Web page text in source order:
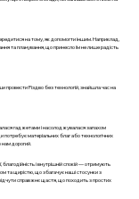
на тому, як допомогти іншим. Наприклад,
та планування, що принесло їм не лише радість
Різдво без технологій, знайшла час на
гаджетами і насолоджувалася запахом
потребує матеріальних благ або технологічних
дорогий.
благодійність і внутрішній спокій — отримують
та щирістю, що збагачує наші стосунки з
справжнє щастя, що походить з простих